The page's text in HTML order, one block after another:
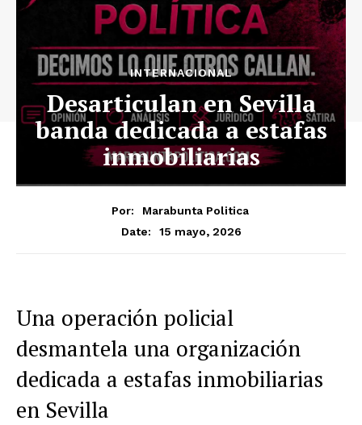
INTERNACIONAL
Desarticulan en Sevilla
banda dedicada a estafas
inmobiliarias
Por:
Marabunta Politica
Date:
15 mayo, 2026
Una operación policial
desmantela una organización
dedicada a estafas inmobiliarias
en Sevilla